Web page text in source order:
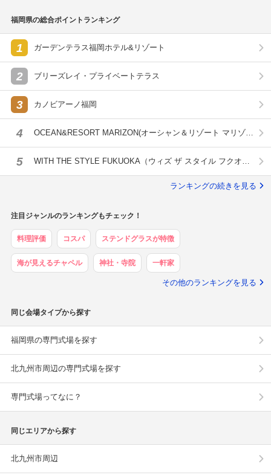
福岡県の総合ポイントランキング
1 ガーデンテラス福岡ホテル&リゾート
2 ブリーズレイ・プライベートテラス
3 カノビアーノ福岡
4
OCEAN&RESORT MARIZON(オーシャン＆リゾート マリゾ
5
WITH THE STYLE FUKUOKA（ウィズ ザ スタイル フクオ
ランキングの続きを見る
注目ジャンルのランキングもチェック！
料理評価 コスパ ステンドグラスが特徴
海が見えるチャペル 神社・寺院 一軒家
その他のランキングを見る
同じ会場タイプから探す
福岡県の専門式場を探す
北九州市周辺の専門式場を探す
専門式場ってなに？
同じエリアから探す
北九州市周辺